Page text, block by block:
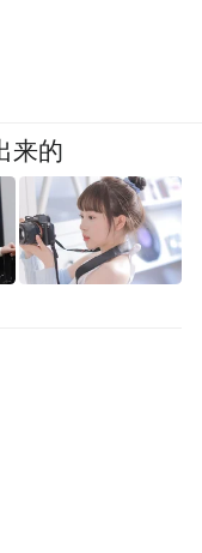
来的